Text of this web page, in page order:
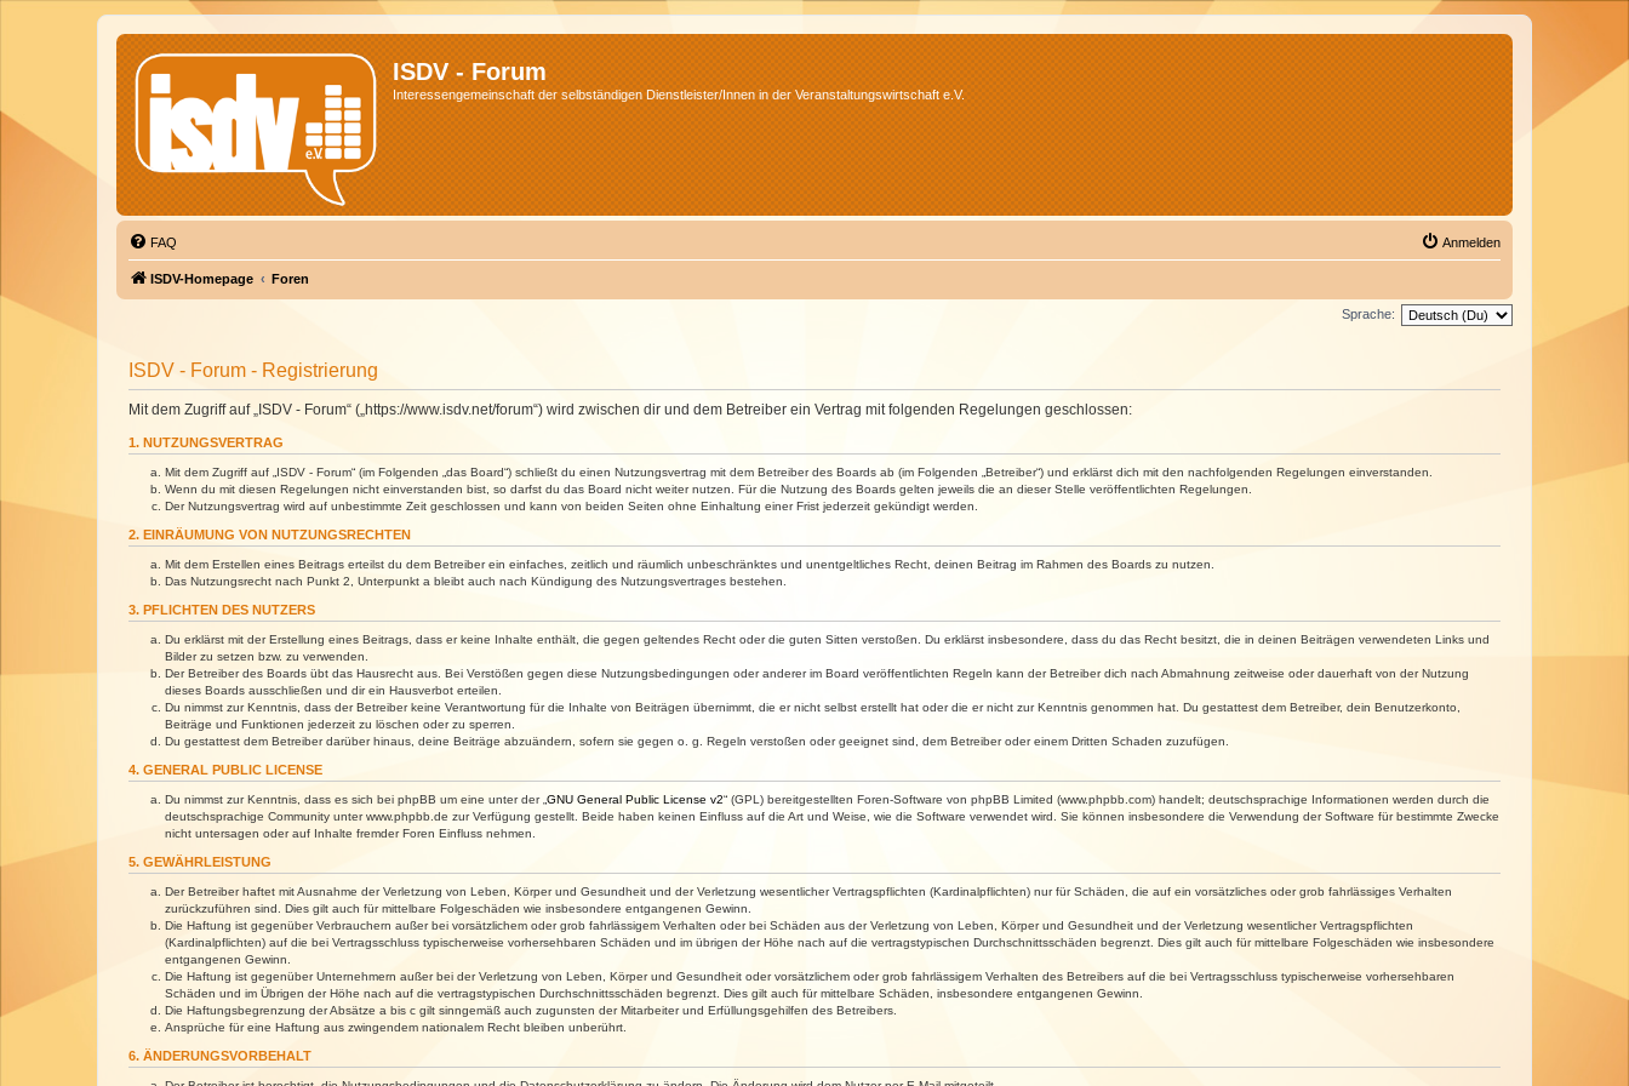
ISDV - Forum
Interessengemeinschaft der selbständigen Dienstleister/Innen in der Veranstaltungswirtschaft e.V.
FAQ Anmelden
ISDV-Homepage Foren
Sprache:
ISDV - Forum - Registrierung
Mit dem Zugriff auf „ISDV - Forum“ („https://www.isdv.net/forum“) wird zwischen dir und dem Betreiber ein Vertrag mit folgenden Regelungen geschlossen:
1. NUTZUNGSVERTRAG
Mit dem Zugriff auf „ISDV - Forum“ (im Folgenden „das Board“) schließt du einen Nutzungsvertrag mit dem Betreiber des Boards ab (im Folgenden „Betreiber“) und erklärst dich mit den nachfolgenden Regelungen einverstanden.
Wenn du mit diesen Regelungen nicht einverstanden bist, so darfst du das Board nicht weiter nutzen. Für die Nutzung des Boards gelten jeweils die an dieser Stelle veröffentlichten Regelungen.
Der Nutzungsvertrag wird auf unbestimmte Zeit geschlossen und kann von beiden Seiten ohne Einhaltung einer Frist jederzeit gekündigt werden.
2. EINRÄUMUNG VON NUTZUNGSRECHTEN
Mit dem Erstellen eines Beitrags erteilst du dem Betreiber ein einfaches, zeitlich und räumlich unbeschränktes und unentgeltliches Recht, deinen Beitrag im Rahmen des Boards zu nutzen.
Das Nutzungsrecht nach Punkt 2, Unterpunkt a bleibt auch nach Kündigung des Nutzungsvertrages bestehen.
3. PFLICHTEN DES NUTZERS
Du erklärst mit der Erstellung eines Beitrags, dass er keine Inhalte enthält, die gegen geltendes Recht oder die guten Sitten verstoßen. Du erklärst insbesondere, dass du das Recht besitzt, die in deinen Beiträgen verwendeten Links und
Bilder zu setzen bzw. zu verwenden.
Der Betreiber des Boards übt das Hausrecht aus. Bei Verstößen gegen diese Nutzungsbedingungen oder anderer im Board veröffentlichten Regeln kann der Betreiber dich nach Abmahnung zeitweise oder dauerhaft von der Nutzung
dieses Boards ausschließen und dir ein Hausverbot erteilen.
Du nimmst zur Kenntnis, dass der Betreiber keine Verantwortung für die Inhalte von Beiträgen übernimmt, die er nicht selbst erstellt hat oder die er nicht zur Kenntnis genommen hat. Du gestattest dem Betreiber, dein Benutzerkonto,
Beiträge und Funktionen jederzeit zu löschen oder zu sperren.
Du gestattest dem Betreiber darüber hinaus, deine Beiträge abzuändern, sofern sie gegen o. g. Regeln verstoßen oder geeignet sind, dem Betreiber oder einem Dritten Schaden zuzufügen.
4. GENERAL PUBLIC LICENSE
Du nimmst zur Kenntnis, dass es sich bei phpBB um eine unter der „ GNU General Public License v2“ (GPL) bereitgestellten Foren-Software von phpBB Limited (www.phpbb.com) handelt; deutschsprachige Informationen werden durch die
deutschsprachige Community unter www.phpbb.de zur Verfügung gestellt. Beide haben keinen Einfluss auf die Art und Weise, wie die Software verwendet wird. Sie können insbesondere die Verwendung der Software für bestimmte Zwecke
nicht untersagen oder auf Inhalte fremder Foren Einfluss nehmen.
5. GEWÄHRLEISTUNG
Der Betreiber haftet mit Ausnahme der Verletzung von Leben, Körper und Gesundheit und der Verletzung wesentlicher Vertragspflichten (Kardinalpflichten) nur für Schäden, die auf ein vorsätzliches oder grob fahrlässiges Verhalten
zurückzuführen sind. Dies gilt auch für mittelbare Folgeschäden wie insbesondere entgangenen Gewinn.
Die Haftung ist gegenüber Verbrauchern außer bei vorsätzlichem oder grob fahrlässigem Verhalten oder bei Schäden aus der Verletzung von Leben, Körper und Gesundheit und der Verletzung wesentlicher Vertragspflichten
(Kardinalpflichten) auf die bei Vertragsschluss typischerweise vorhersehbaren Schäden und im übrigen der Höhe nach auf die vertragstypischen Durchschnittsschäden begrenzt. Dies gilt auch für mittelbare Folgeschäden wie insbesondere
entgangenen Gewinn.
Die Haftung ist gegenüber Unternehmern außer bei der Verletzung von Leben, Körper und Gesundheit oder vorsätzlichem oder grob fahrlässigem Verhalten des Betreibers auf die bei Vertragsschluss typischerweise vorhersehbaren
Schäden und im Übrigen der Höhe nach auf die vertragstypischen Durchschnittsschäden begrenzt. Dies gilt auch für mittelbare Schäden, insbesondere entgangenen Gewinn.
Die Haftungsbegrenzung der Absätze a bis c gilt sinngemäß auch zugunsten der Mitarbeiter und Erfüllungsgehilfen des Betreibers.
Ansprüche für eine Haftung aus zwingendem nationalem Recht bleiben unberührt.
6. ÄNDERUNGSVORBEHALT